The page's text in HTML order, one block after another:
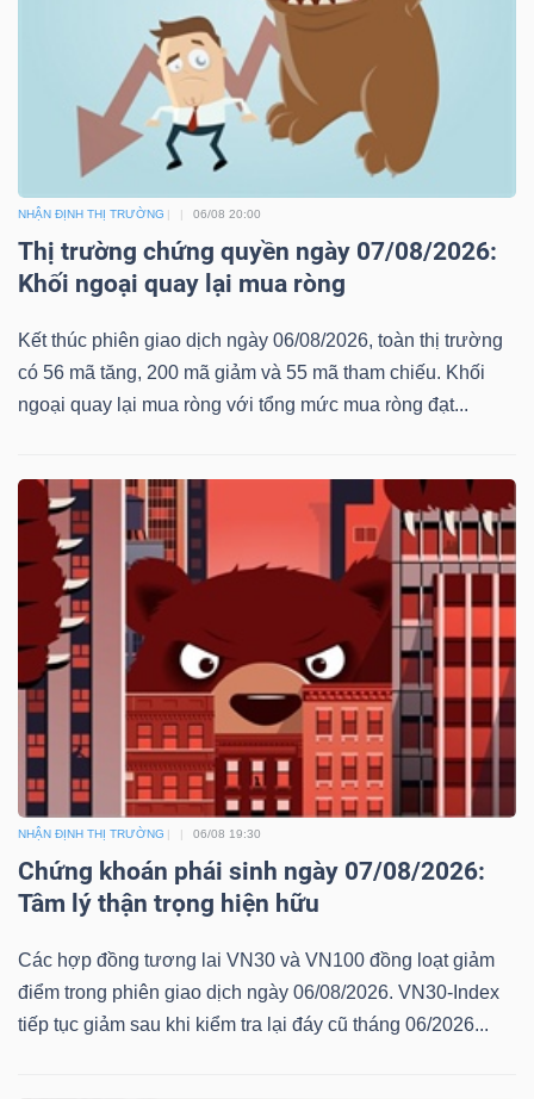
NHẬN ĐỊNH THỊ TRƯỜNG 06/08 20:00
Thị trường chứng quyền ngày 07/08/2026:
Khối ngoại quay lại mua ròng
Kết thúc phiên giao dịch ngày 06/08/2026, toàn thị trường
có 56 mã tăng, 200 mã giảm và 55 mã tham chiếu. Khối
ngoại quay lại mua ròng với tổng mức mua ròng đạt...
NHẬN ĐỊNH THỊ TRƯỜNG 06/08 19:30
Chứng khoán phái sinh ngày 07/08/2026:
Tâm lý thận trọng hiện hữu
Các hợp đồng tương lai VN30 và VN100 đồng loạt giảm
điểm trong phiên giao dịch ngày 06/08/2026. VN30-Index
tiếp tục giảm sau khi kiểm tra lại đáy cũ tháng 06/2026...